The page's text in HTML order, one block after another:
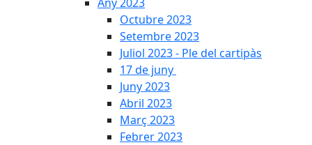
Octubre 2023
Setembre 2023
Juliol 2023 - Ple del cartipàs
17 de juny
Juny 2023
Abril 2023
Març 2023
Febrer 2023